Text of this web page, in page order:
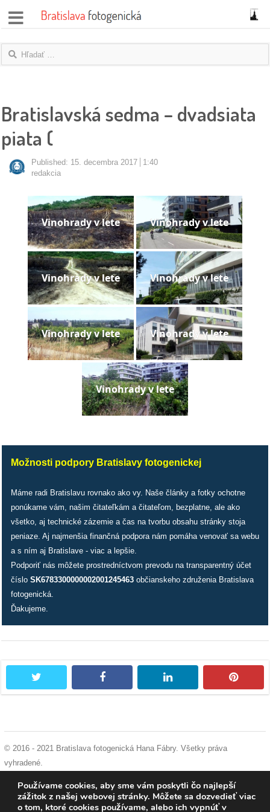
správy
|
blogy
rozhovory
protesty
granty
pozvánky
Historický
kalendár
zákony
konania
pripomienkové
konania
dobrá
prax
práca
odkazy
videá
vychádzky
knihy
Bratislavská sedma – dvadsiata
piata (
Published: 15. decembra 2017
1:40
redakcia
Vinohrady v lete Vinohrady v lete
Vinohrady v lete Vinohrady v lete
Vinohrady v lete Vinohrady v lete
Vinohrady v lete
Možnosti podpory Bratislavy fotogenickej
Máme radi Bratislavu rovnako ako vy. Naše články a fotky ochotne
ponúkame vám, našim čitateľkám a čitateľom, bezplatne, ale ako
všetko, aj technické zázemie a čas na tvorbu obsahu stránky stoja
peniaze. Aj najmenšia finančná podpora nám pomáha venovať sa webu
a s ním aj Bratislave - viac a lepšie.
Podporiť nás môžete prostredníctvom prevodu na transparentný účet
číslo SK6783300000002001245463 občianskeho združenia Bratislava
fotogenická.
Ďakujeme.
facebook linkedin
© 2016 - 2021 Bratislava fotogenická Hana Fábry. Všetky práva
vyhradené.
cookies
Používame cookies, aby sme vám poskytli čo najlepší
zážitok z našej webovej stránky. Môžete sa dozvedieť viac
o tom, ktoré cookies používame, alebo ich vypnúť v